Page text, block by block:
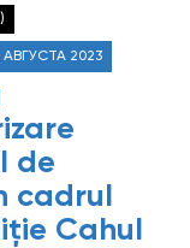
АВГУСТА 2023
de
cadrul
Cahul